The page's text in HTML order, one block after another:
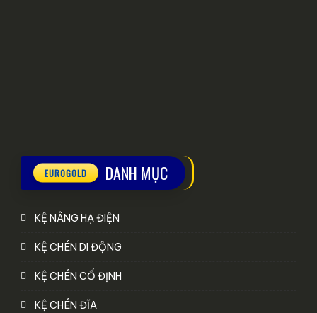
DANH MỤC
KỆ NÂNG HẠ ĐIỆN
KỆ CHÉN DI ĐỘNG
KỆ CHÉN CỐ ĐỊNH
KỆ CHÉN ĐĨA